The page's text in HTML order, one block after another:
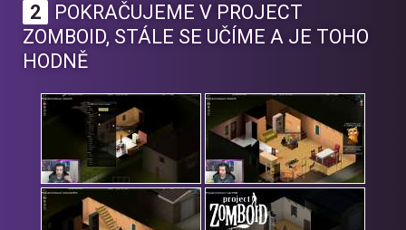
2
POKRAČUJEME V PROJECT
ZOMBOID, STÁLE SE UČÍME A JE TOHO
HODNĚ